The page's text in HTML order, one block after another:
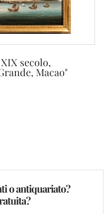
secolo,
Macao"
o antiquariato?